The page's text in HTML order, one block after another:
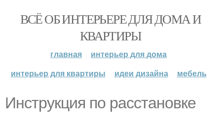
ВСЁ ОБ ИНТЕРЬЕРЕ ДЛЯ ДОМА И
КВАРТИРЫ
главная
интерьер для дома
интерьер для квартиры
идеи дизайна мебель
Инструкция по расстановке